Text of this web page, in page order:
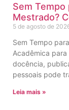
Sem Tempo
Mestrado?
5 de agosto de
Sem Tempo
Acadêmica
docência,
pessoais pode
Leia mais »